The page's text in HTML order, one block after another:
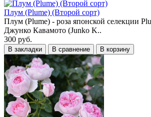
Плум (Plume) (Второй сорт)
Плум (Plume) - роза японской селекции
Джунко Кавамото (Junko K..
300 руб.
В закладки В сравнение В корзину